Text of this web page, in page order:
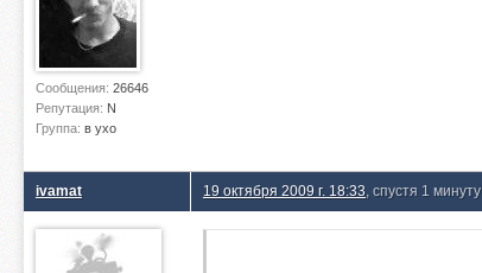
Сообщения: 26646
Репутация: N
Группа: в ухо
ivamat 19 октября 2009 г. 18:33 , спустя 1